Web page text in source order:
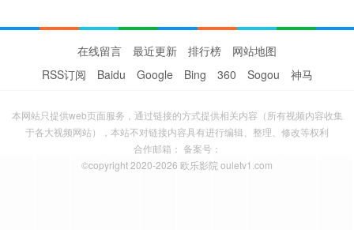
在线留言 最近更新 排行榜
网站地图
RSS订阅
Baidu Google Bing 360 Sogou 神马
本网站只提供web页面服务，通过链接的方式提供相关内容（所有视频内容收集
于各大视频网站），本站不对链接内容具有进行编辑、整理、修改等权利
合作邮箱： 备案号：
©copyright 2020-2026 欧乐影院 ouletv1.com